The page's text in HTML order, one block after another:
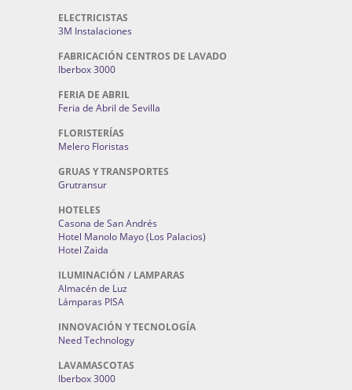
ELECTRICISTAS
3M Instalaciones
FABRICACIÓN CENTROS DE LAVADO
Iberbox 3000
FERIA DE ABRIL
Feria de Abril de Sevilla
FLORISTERÍAS
Melero Floristas
GRUAS Y TRANSPORTES
Grutransur
HOTELES
Casona de San Andrés
Hotel Manolo Mayo (Los Palacios)
Hotel Zaida
ILUMINACIÓN / LAMPARAS
Almacén de Luz
Lámparas PISA
INNOVACIÓN Y TECNOLOGÍA
Need Technology
LAVAMASCOTAS
Iberbox 3000